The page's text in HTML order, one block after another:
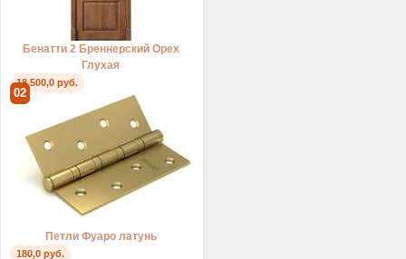
Бенатти 2 Бреннерский Орех
Глухая
18.500,0 руб.
02
Петли Фуаро латунь
180,0 руб.